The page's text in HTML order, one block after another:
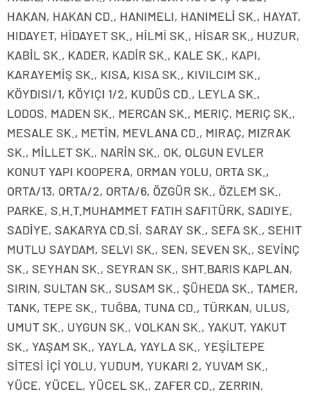
HAKAN, HAKAN CD., HANIMELI, HANIMELİ SK., HAYAT,
HIDAYET, HİDAYET SK., HİLMİ SK., HİSAR SK., HUZUR,
KABİL SK., KADER, KADİR SK., KALE SK., KAPI,
KARAYEMİŞ SK., KISA, KISA SK., KIVILCIM SK.,
KÖYDISI/1, KÖYIÇI 1/2, KUDÜS CD., LEYLA SK.,
LODOS, MADEN SK., MERCAN SK., MERIÇ, MERIÇ SK.,
MESALE SK., METİN, MEVLANA CD., MIRAÇ, MIZRAK
SK., MİLLET SK., NARİN SK., OK, OLGUN EVLER
KONUT YAPI KOOPERA, ORMAN YOLU, ORTA SK.,
ORTA/13, ORTA/2, ORTA/6, ÖZGÜR SK., ÖZLEM SK.,
PARKE, S.H.T.MUHAMMET FATIH SAFITÜRK, SADIYE,
SADİYE, SAKARYA CD.Sİ, SARAY SK., SEFA SK., SEHIT
MUTLU SAYDAM, SELVI SK., SEN, SEVEN SK., SEVİNÇ
SK., SEYHAN SK., SEYRAN SK., SHT.BARIS KAPLAN,
SIRIN, SULTAN SK., SUSAM SK., ŞÜHEDA SK., TAMER,
TANK, TEPE SK., TUĞBA, TUNA CD., TÜRKAN, ULUS,
UMUT SK., UYGUN SK., VOLKAN SK., YAKUT, YAKUT
SK., YAŞAM SK., YAYLA, YAYLA SK., YEŞİLTEPE
SİTESİ İÇİ YOLU, YUDUM, YUKARI 2, YUVAM SK.,
YÜCE, YÜCEL, YÜCEL SK., ZAFER CD., ZERRIN,